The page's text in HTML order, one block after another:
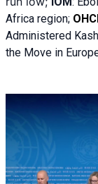
Africa region;
Administered
the Move in